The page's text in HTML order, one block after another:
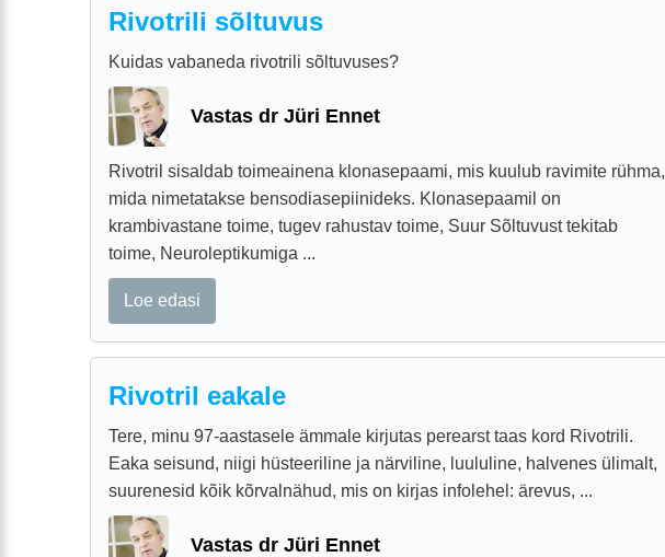
Rivotrili sõltuvus
Kuidas vabaneda rivotrili sõltuvuses?
Vastas dr Jüri Ennet
Rivotril sisaldab toimeainena klonasepaami, mis kuulub ravimite rühma,
mida nimetatakse bensodiasepiinideks. Klonasepaamil on
krambivastane toime, tugev rahustav toime, Suur Sõltuvust tekitab
toime, Neuroleptikumiga ...
Loe edasi
Rivotril eakale
Tere, minu 97-aastasele ämmale kirjutas perearst taas kord Rivotrili.
Eaka seisund, niigi hüsteeriline ja närviline, luululine, halvenes ülimalt,
suurenesid kõik kõrvalnähud, mis on kirjas infolehel: ärevus, ...
Vastas dr Jüri Ennet